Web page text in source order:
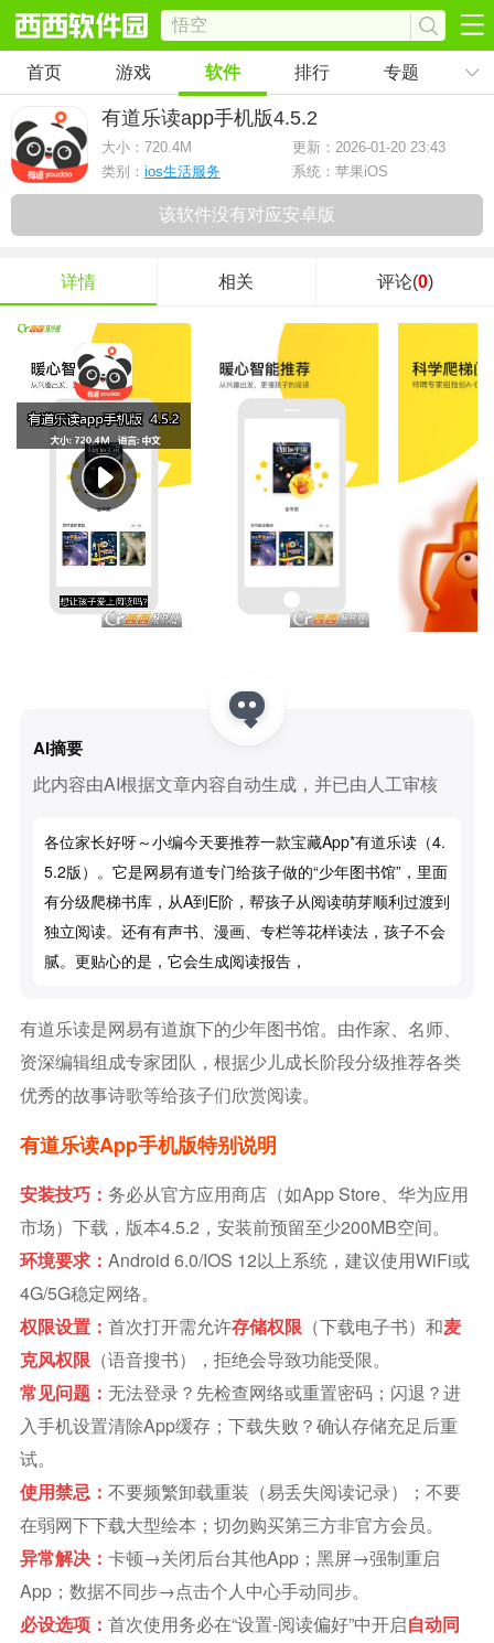
首页 游戏 软件 排行 专题
有道乐读app手机版4.5.2
大小： 720.4M
更新：2026-01-20 23:43
类别： ios生活服务 系统：苹果iOS
该软件没有对应安卓版
详情 相关 评论(0)
AI摘要
此内容由AI根据文章内容自动生成，并已由人工审核
各位家长好呀～小编今天要推荐一款宝藏App*有道乐读（4.
5.2版）。它是网易有道专门给孩子做的“少年图书馆”，里面
有分级爬梯书库，从A到E阶，帮孩子从阅读萌芽顺利过渡到
独立阅读。还有有声书、漫画、专栏等花样读法，孩子不会
腻。更贴心的是，它会生成阅读报告，
有道乐读是网易有道旗下的少年图书馆。由作家、名师、
资深编辑组成专家团队，根据少儿成长阶段分级推荐各类
优秀的故事诗歌等给孩子们欣赏阅读。
有道乐读app手机版特别说明
安装技巧： 务必从官方应用商店（如App Store、华为应用
市场）下载，版本4.5.2，安装前预留至少200MB空间。
环境要求： Android 6.0/iOS 12以上系统，建议使用WiFi或
4G/5G稳定网络。
权限设置： 首次打开需允许存储权限（下载电子书）和麦
克风权限（语音搜书），拒绝会导致功能受限。
常见问题： 无法登录？先检查网络或重置密码；闪退？进
入手机设置清除App缓存；下载失败？确认存储充足后重
试。
使用禁忌： 不要频繁卸载重装（易丢失阅读记录）；不要
在弱网下下载大型绘本；切勿购买第三方非官方会员。
异常解决： 卡顿→关闭后台其他App；黑屏→强制重启
App；数据不同步→点击个人中心手动同步。
必设选项： 首次使用务必在“设置-阅读偏好”中开启自动同